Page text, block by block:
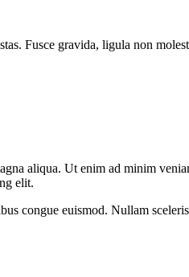
Fusce gravida, ligula non
aliqua. Ut enim ad minim
elit.
congue euismod. Nullam